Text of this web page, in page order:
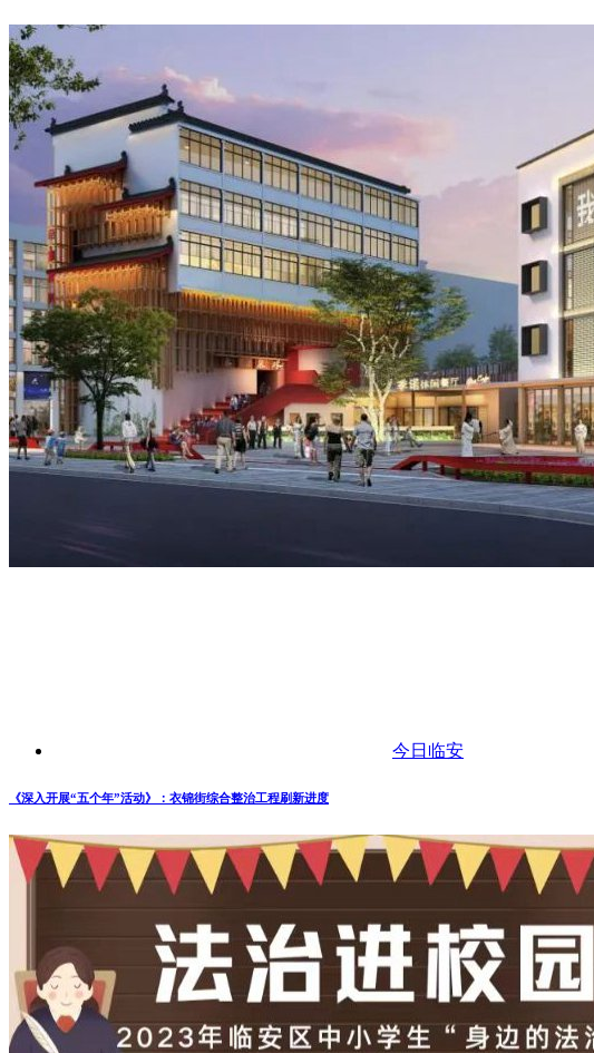
今日临安
《深入开展“五个年”活动》：衣锦街综合整治工程刷新进度